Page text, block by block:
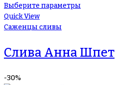
Выберите параметры
Quick View
Саженцы сливы
Слива Анна Шпет
-30%